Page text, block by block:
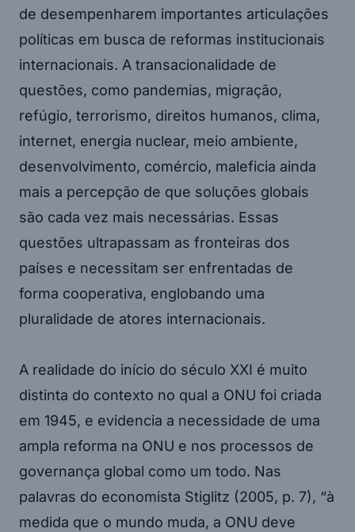
de desempenharem importantes articulações
políticas em busca de reformas institucionais
internacionais. A transacionalidade de
questões, como pandemias, migração,
refúgio, terrorismo, direitos humanos, clima,
internet, energia nuclear, meio ambiente,
desenvolvimento, comércio, maleficia ainda
mais a percepção de que soluções globais
são cada vez mais necessárias. Essas
questões ultrapassam as fronteiras dos
países e necessitam ser enfrentadas de
forma cooperativa, englobando uma
pluralidade de atores internacionais.
A realidade do início do século XXI é muito
distinta do contexto no qual a ONU foi criada
em 1945, e evidencia a necessidade de uma
ampla reforma na ONU e nos processos de
governança global como um todo. Nas
palavras do economista Stiglitz (2005, p. 7), “à
medida que o mundo muda, a ONU deve